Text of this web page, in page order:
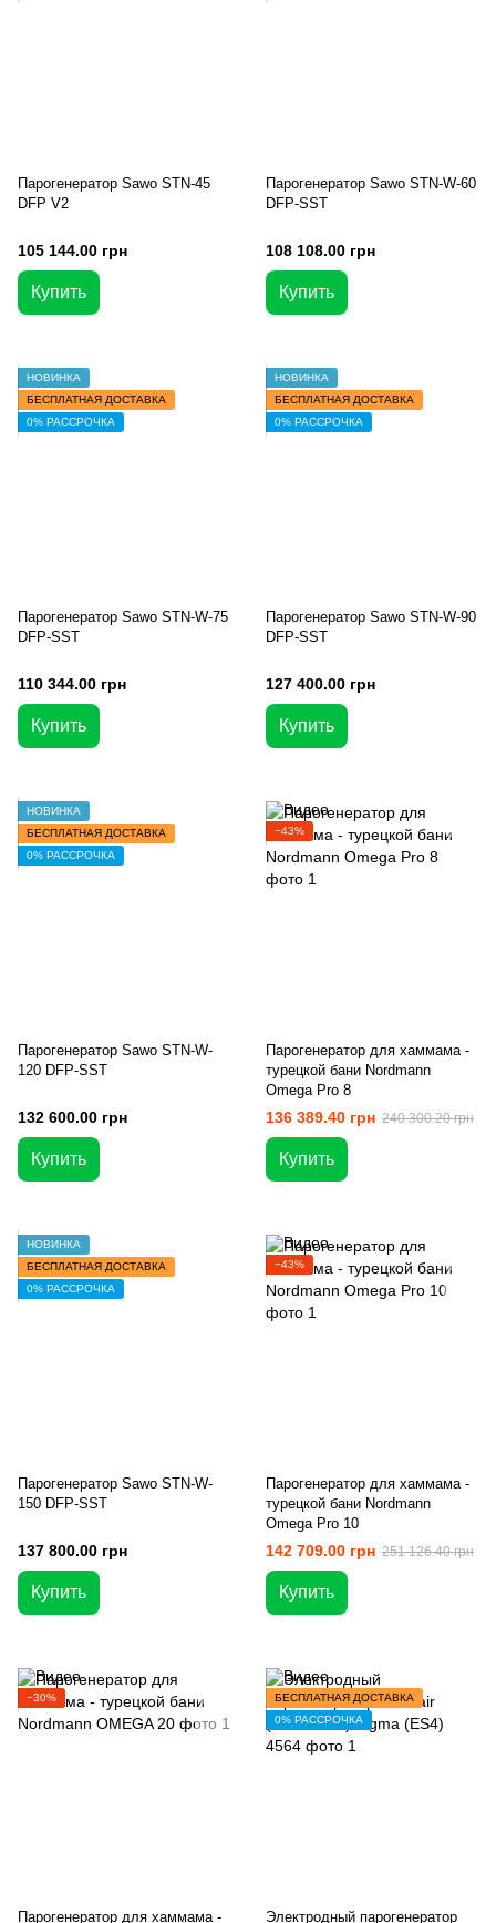
Парогенератор Sawo STN-45
DFP V2
105 144.00 грн
Купить
Парогенератор Sawo STN-W-60
DFP-SST
108 108.00 грн
Купить
НОВИНКА
БЕСПЛАТНАЯ ДОСТАВКА
0% РАССРОЧКА
Парогенератор Sawo STN-W-75
DFP-SST
110 344.00 грн
Купить
НОВИНКА
БЕСПЛАТНАЯ ДОСТАВКА
0% РАССРОЧКА
Парогенератор Sawo STN-W-90
DFP-SST
127 400.00 грн
Купить
НОВИНКА
БЕСПЛАТНАЯ ДОСТАВКА
0% РАССРОЧКА
Парогенератор Sawo STN-W-
120 DFP-SST
132 600.00 грн
Купить
−43%
Парогенератор для хаммама -
турецкой бани Nordmann
Omega Pro 8
136 389.40 грн 240 300.20 грн
Купить
НОВИНКА
БЕСПЛАТНАЯ ДОСТАВКА
0% РАССРОЧКА
Парогенератор Sawo STN-W-
150 DFP-SST
137 800.00 грн
Купить
−43%
Парогенератор для хаммама -
турецкой бани Nordmann
Omega Pro 10
142 709.00 грн 251 126.40 грн
Купить
−30%
Парогенератор для хаммама -
БЕСПЛАТНАЯ ДОСТАВКА
0% РАССРОЧКА
Электродный парогенератор